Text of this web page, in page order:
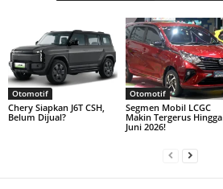
Otomotif
Chery Siapkan J6T CSH,
Belum Dijual?
Otomotif
Segmen Mobil LCGC
Makin Tergerus Hingga
Juni 2026!